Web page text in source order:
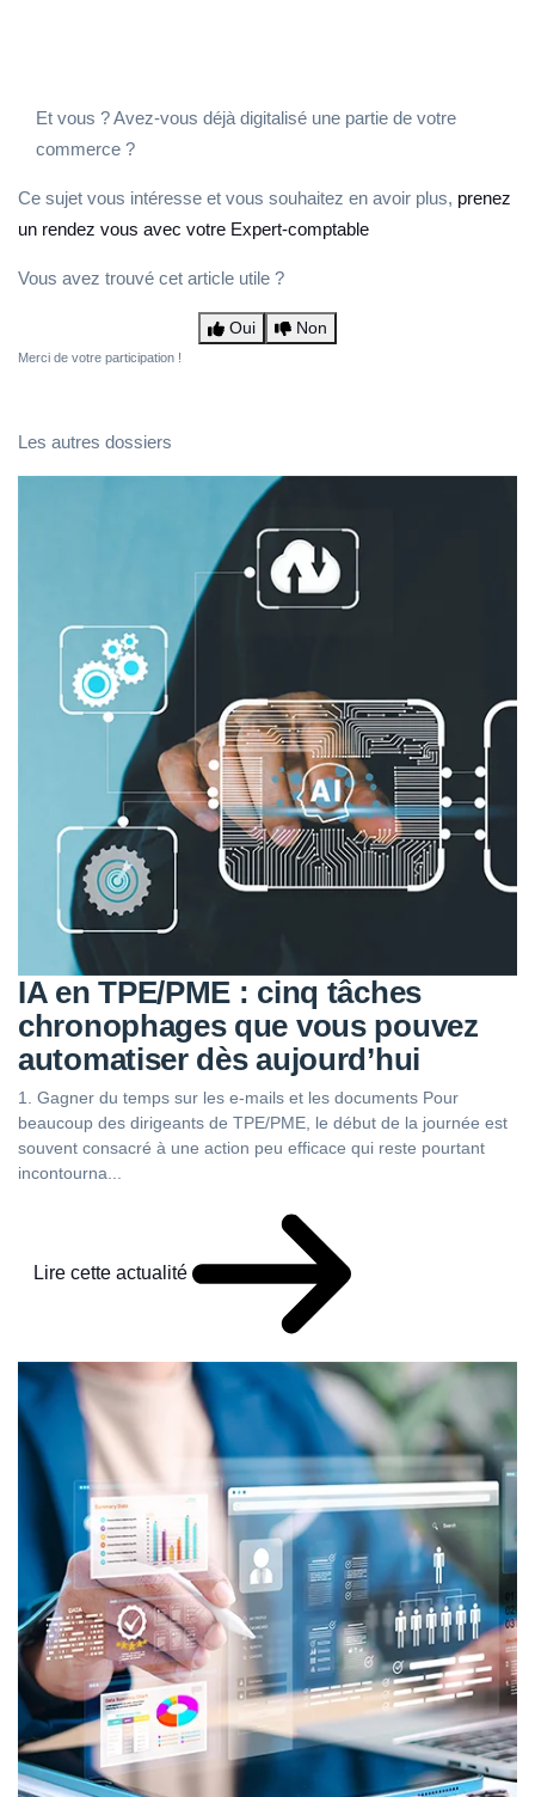
Et vous ? Avez-vous déjà digitalisé une partie de votre
commerce ?
Ce sujet vous intéresse et vous souhaitez en avoir plus, prenez
un rendez vous avec votre Expert-comptable
Vous avez trouvé cet article utile ?
Oui Non
Merci de votre participation !
Les autres dossiers
IA en TPE/PME : cinq tâches
chronophages que vous pouvez
automatiser dès aujourd’hui
1. Gagner du temps sur les e-mails et les documents Pour
beaucoup des dirigeants de TPE/PME, le début de la journée est
souvent consacré à une action peu efficace qui reste pourtant
incontourna...
Lire cette actualité